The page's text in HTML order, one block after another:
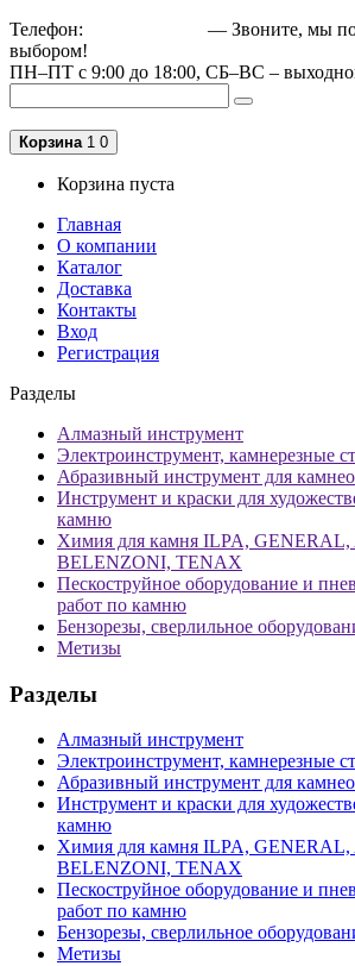
Телефон:
— Звоните, мы
выбором!
ПН–ПТ с 9:00 до 18:00, СБ–ВС –
Корзина 1 0
Корзина пуста
Главная
О компании
Каталог
Доставка
Контакты
Вход
Регистрация
Разделы
Алмазный инструмент
Электроинструмент, камнерезные
Абразивный инструмент для
Инструмент и краски для
камню
Химия для камня ILPA,
BELENZONI, TENAX
Пескоструйное оборудование и
работ по камню
Бензорезы, сверлильное
Метизы
Разделы
Алмазный инструмент
Электроинструмент, камнерезные
Абразивный инструмент для
Инструмент и краски для
камню
Химия для камня ILPA,
BELENZONI, TENAX
Пескоструйное оборудование и
работ по камню
Бензорезы, сверлильное
Метизы